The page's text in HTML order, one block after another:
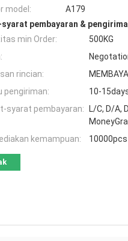
model:
A179
pembayaran &
min Order:
500KG
rincian:
pengiriman:
10-
syarat pembayaran:
L/C, D/A,
kemampuan:
10000pcs